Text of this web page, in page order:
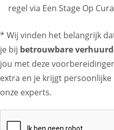
regel via Een Stage Op
* Wij vinden het belangrijk
je bij betrouwbare
jou met deze
extra en je krijgt persoonlijke
onze experts.